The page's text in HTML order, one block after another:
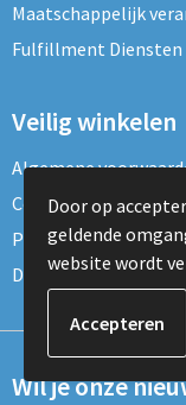
Maatschappelijk
Fulfillment Diensten
Veilig winkelen
Algemene
Cookieverklaring
Privacyverklaring
Disclaimer
Wil je onze
Door op
geldende
website wordt